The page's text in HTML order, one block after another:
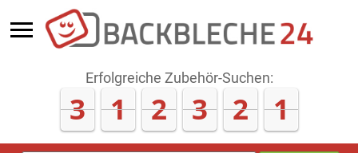
Erfolgreiche Zubehör-Suchen:
3 1 2 3 2 1